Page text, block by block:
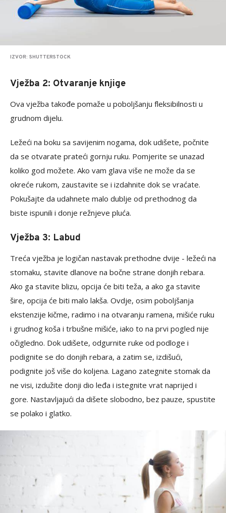
IZVOR: SHUTTERSTOCK
Vježba 2: Otvaranje knjige
Ova vježba takođe pomaže u poboljšanju fleksibilnosti u
grudnom dijelu.
Ležeći na boku sa savijenim nogama, dok udišete, počnite
da se otvarate prateći gornju ruku. Pomjerite se unazad
koliko god možete. Ako vam glava više ne može da se
okreće rukom, zaustavite se i izdahnite dok se vraćate.
Pokušajte da udahnete malo dublje od prethodnog da
biste ispunili i donje režnjeve pluća.
Vježba 3: Labud
Treća vježba je logičan nastavak prethodne dvije - ležeći na
stomaku, stavite dlanove na bočne strane donjih rebara.
Ako ga stavite blizu, opcija će biti teža, a ako ga stavite
šire, opcija će biti malo lakša. Ovdje, osim poboljšanja
ekstenzije kičme, radimo i na otvaranju ramena, mišiće ruku
i grudnog koša i trbušne mišiće, iako to na prvi pogled nije
očigledno. Dok udišete, odgurnite ruke od podloge i
podignite se do donjih rebara, a zatim se, izdišući,
podignite još više do koljena. Lagano zategnite stomak da
ne visi, izdužite donji dio leđa i istegnite vrat naprijed i
gore. Nastavljajući da dišete slobodno, bez pauze, spustite
se polako i glatko.